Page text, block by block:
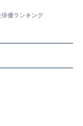
俳優ランキング